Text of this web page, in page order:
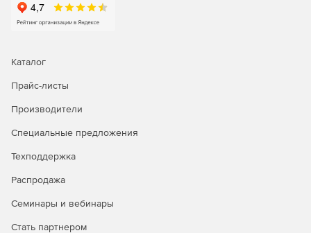
Каталог
Прайс-листы
Производители
Специальные предложения
Техподдержка
Распродажа
Семинары и вебинары
Стать партнером